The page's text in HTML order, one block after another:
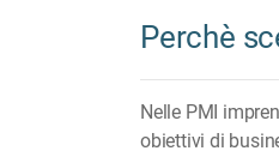
Perchè
Nelle PMI
obiettivi di